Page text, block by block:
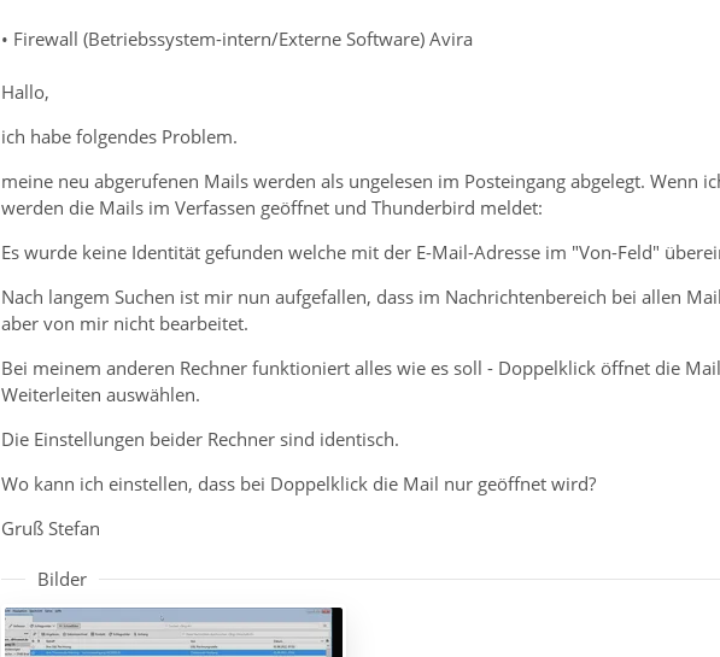
• Firewall (Betriebssystem-intern/Externe Software) Avira
Hallo,
ich habe folgendes Problem.
meine neu abgerufenen Mails werden als ungelesen im Posteingang abgelegt. Wenn
werden die Mails im Verfassen geöffnet und Thunderbird meldet:
Es wurde keine Identität gefunden welche mit der E-Mail-Adresse im "Von-Feld"
Nach langem Suchen ist mir nun aufgefallen, dass im Nachrichtenbereich bei allen
aber von mir nicht bearbeitet.
Bei meinem anderen Rechner funktioniert alles wie es soll - Doppelklick öffnet die
Weiterleiten auswählen.
Die Einstellungen beider Rechner sind identisch.
Wo kann ich einstellen, dass bei Doppelklick die Mail nur geöffnet wird?
Gruß Stefan
Bilder